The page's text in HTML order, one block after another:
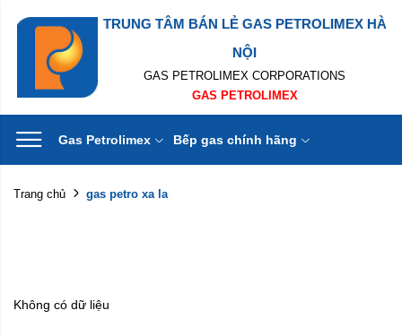
TRUNG TÂM BÁN LẺ GAS PETROLIMEX HÀ
NỘI
GAS PETROLIMEX CORPORATIONS
GAS PETROLIMEX
Gas Petrolimex Bếp gas chính hãng
Trang chủ gas petro xa la
Không có dữ liệu